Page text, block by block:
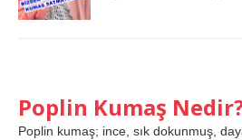
Poplin Kumaş
Poplin kumaş; ince, sık dokunmuş,